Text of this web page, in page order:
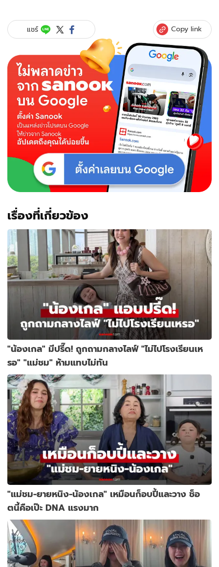
ยิ้ม
แก้ม
ดารา
สาว
ทายาท
หมื่น
ล้าน
ทำงาน
เก็บ
เงิน
แตะ
แชร์ Copy link
เรื่องที่เกี่ยวข้อง
"น้องเกล" มีปรี๊ด! ถูกถามกลางไลฟ์ "ไม่ไปโรงเรียนเห
รอ" "แม่ชม" ห้ามแทบไม่ทัน
"แม่ชม-ยายหนิง-น้องเกล" เหมือนก็อบปี้และวาง ช็อ
ตนี้คือเป๊ะ DNA แรงมาก